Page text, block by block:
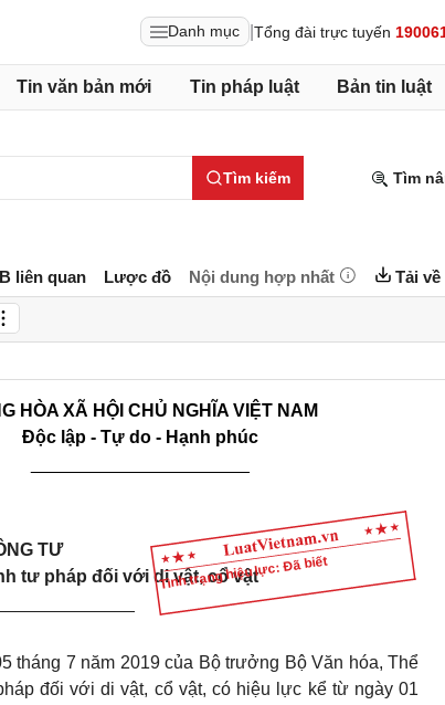
Danh mục Tổng đài trực tuyến
Tin văn bản mới Tin pháp luật Bản tin luật
Tìm kiếm Tìm
liên quan Lược đồ Nội dung hợp nhất Tải về
Tình trạng hiệu lực: Đã biết
HÒA XÃ HỘI CHỦ NGHĨA VIỆT NAM
Độc lập - Tự do - Hạnh phúc
TƯ
tư pháp đối với di vật, cổ vật
tháng 7 năm 2019 của Bộ trưởng Bộ Văn hóa, Thể
đối với di vật, cổ vật, có hiệu lực kể từ ngày 01